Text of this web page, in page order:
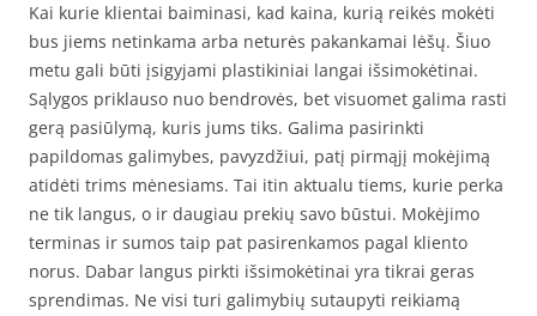
Kai kurie klientai baiminasi, kad kaina, kurią reikės mokėti
bus jiems netinkama arba neturės pakankamai lėšų. Šiuo
metu gali būti įsigyjami plastikiniai langai išsimokėtinai.
Sąlygos priklauso nuo bendrovės, bet visuomet galima rasti
gerą pasiūlymą, kuris jums tiks. Galima pasirinkti
papildomas galimybes, pavyzdžiui, patį pirmąjį mokėjimą
atidėti trims mėnesiams. Tai itin aktualu tiems, kurie perka
ne tik langus, o ir daugiau prekių savo būstui. Mokėjimo
terminas ir sumos taip pat pasirenkamos pagal kliento
norus. Dabar langus pirkti išsimokėtinai yra tikrai geras
sprendimas. Ne visi turi galimybių sutaupyti reikiamą